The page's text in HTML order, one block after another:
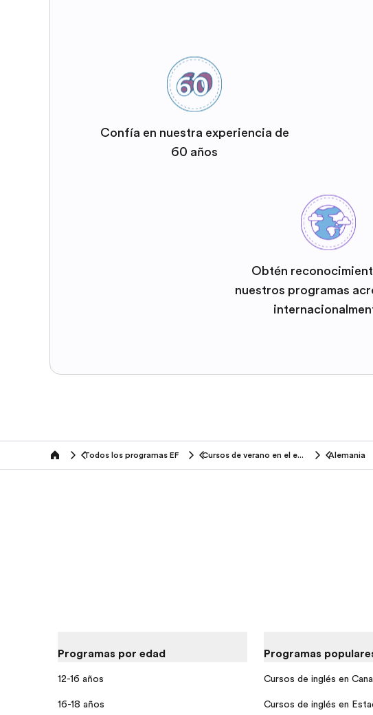
Confía en nuestra experiencia de
60 años
Obtén
nuestros programas
home Todos los programas EF Cursos de verano en el extranjero Alemania
Programas por edad
12-16 años
16-18 años
Programas
Cursos de inglés en
Cursos de inglés en